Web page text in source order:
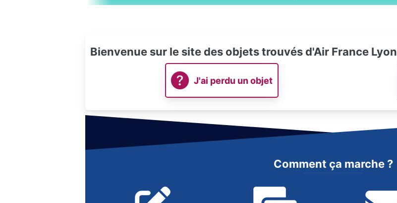
Bienvenue sur le site des objets trouvés d'Air France Lyon
J'ai perdu un objet
Comment ça marche ?